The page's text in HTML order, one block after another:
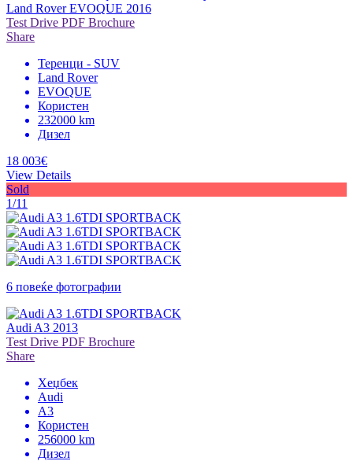
Land Rover EVOQUE 2016
Test Drive PDF Brochure
Share
Теренци - SUV
Land Rover
EVOQUE
Користен
232000 km
Дизел
18 003€
View Details
Sold
1/11
6 повеќе фотографии
Audi A3 2013
Test Drive PDF Brochure
Share
Хеџбек
Audi
A3
Користен
256000 km
Дизел